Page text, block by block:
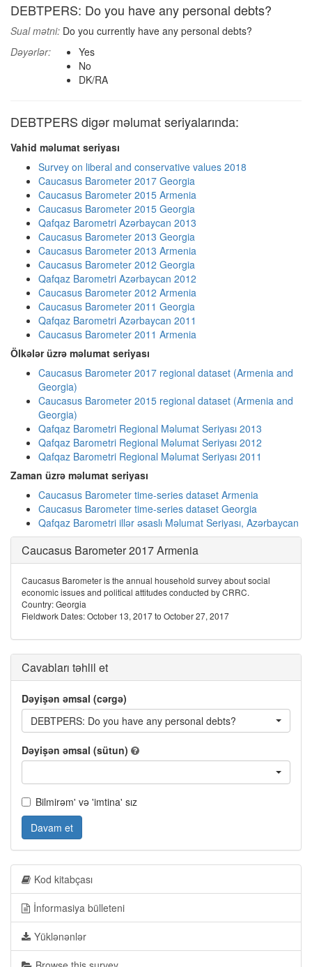
DEBTPERS: Do you have any personal debts?
Sual mətni: Do you currently have any personal debts?
Dəyərlər:
Yes
No
DK/RA
DEBTPERS digər məlumat seriyalarında:
Vahid məlumat seriyası
Survey on liberal and conservative values 2018
Caucasus Barometer 2017 Georgia
Caucasus Barometer 2015 Armenia
Caucasus Barometer 2015 Georgia
Qafqaz Barometri Azərbaycan 2013
Caucasus Barometer 2013 Georgia
Caucasus Barometer 2013 Armenia
Caucasus Barometer 2012 Georgia
Qafqaz Barometri Azərbaycan 2012
Caucasus Barometer 2012 Armenia
Caucasus Barometer 2011 Georgia
Qafqaz Barometri Azərbaycan 2011
Caucasus Barometer 2011 Armenia
Ölkələr üzrə məlumat seriyası
Caucasus Barometer 2017 regional dataset (Armenia and
Georgia)
Caucasus Barometer 2015 regional dataset (Armenia and
Georgia)
Qafqaz Barometri Regional Məlumat Seriyası 2013
Qafqaz Barometri Regional Məlumat Seriyası 2012
Qafqaz Barometri Regional Məlumat Seriyası 2011
Zaman üzrə məlumat seriyası
Caucasus Barometer time-series dataset Armenia
Caucasus Barometer time-series dataset Georgia
Qafqaz Barometri illər əsaslı Məlumat Seriyası, Azərbaycan
Caucasus Barometer 2017 Armenia
Caucasus Barometer is the annual household survey about social
economic issues and political attitudes conducted by CRRC.
Country: Georgia
Fieldwork Dates: October 13, 2017 to October 27, 2017
Cavabları təhlil et
Dəyişən əmsal (cərgə)
DEBTPERS: Do you have any personal debts?
Dəyişən əmsal (sütun)
Bilmirəm' və 'imtina' sız
Davam et
Kod kitabçası
İnformasiya bülleteni
Yüklənənlər